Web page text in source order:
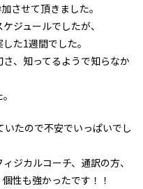
させて頂きました。
ジュールでしたが、
た1週間でした。
、知ってるようで知らなか
たので不安でいっぱいでし
ジカルコーチ、通訳の方、
性も強かったです！！